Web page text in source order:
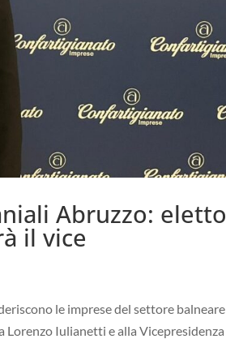
Abruzzo: eletto
il vice
le imprese del settore balneare
Lorenzo Iulianetti e alla Vicepresidenza